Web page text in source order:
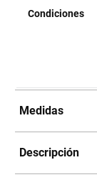
Condiciones
Medidas
Descripción